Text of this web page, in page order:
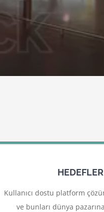
HEDEFLER
Kullanıcı dostu platform
ve bunları dünya